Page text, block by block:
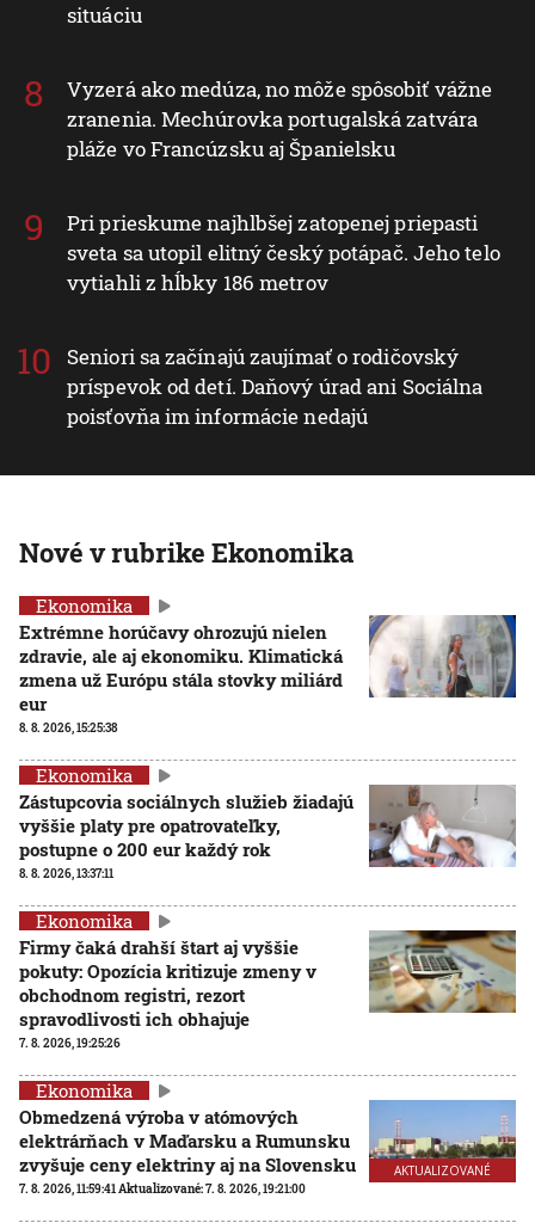
situáciu
Vyzerá ako medúza, no môže spôsobiť vážne
zranenia. Mechúrovka portugalská zatvára
pláže vo Francúzsku aj Španielsku
Pri prieskume najhlbšej zatopenej priepasti
sveta sa utopil elitný český potápač. Jeho telo
vytiahli z hĺbky 186 metrov
Seniori sa začínajú zaujímať o rodičovský
príspevok od detí. Daňový úrad ani Sociálna
poisťovňa im informácie nedajú
Nové v rubrike Ekonomika
Ekonomika
Extrémne horúčavy ohrozujú nielen
zdravie, ale aj ekonomiku. Klimatická
zmena už Európu stála stovky miliárd
eur
8. 8. 2026, 15:25:38
Ekonomika
Zástupcovia sociálnych služieb žiadajú
vyššie platy pre opatrovateľky,
postupne o 200 eur každý rok
8. 8. 2026, 13:37:11
Ekonomika
Firmy čaká drahší štart aj vyššie
pokuty: Opozícia kritizuje zmeny v
obchodnom registri, rezort
spravodlivosti ich obhajuje
7. 8. 2026, 19:25:26
AKTUALIZOVANÉ
Ekonomika
Obmedzená výroba v atómových
elektrárňach v Maďarsku a Rumunsku
zvyšuje ceny elektriny aj na Slovensku
7. 8. 2026, 11:59:41Aktualizované:7. 8. 2026, 19:21:00